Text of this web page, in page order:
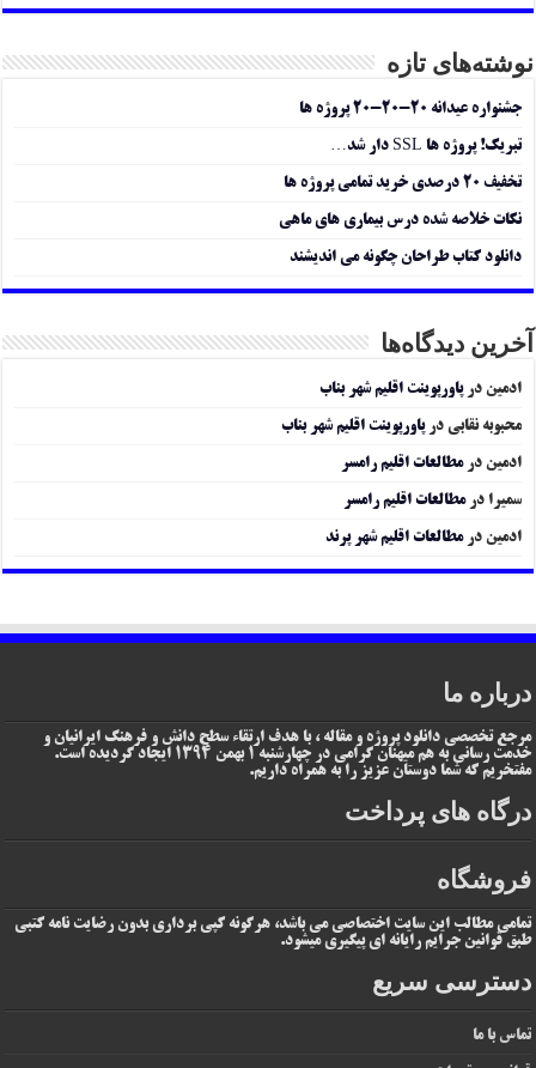
نوشته‌های تازه
جشنواره عیدانه ۲۰-۲۰-۲۰ پروژه ها
تبریک! پروژه ها SSL دار شد…
تخفیف ۲۰ درصدی خرید تمامی پروژه ها
نکات خلاصه شده درس بیماری های ماهی
دانلود کتاب طراحان چگونه می اندیشند
آخرین دیدگاه‌ها
ادمین درپاورپوینت اقلیم شهر بناب
محبوبه نقابی درپاورپوینت اقلیم شهر بناب
ادمین درمطالعات اقلیم رامسر
سمیرا درمطالعات اقلیم رامسر
ادمین درمطالعات اقلیم شهر پرند
درباره ما
مرجع تخصصی دانلود پروژه و مقاله ، با هدف ارتقاء سطح دانش و فرهنگ ایرانیان و
خدمت رسانی به هم میهنان گرامی در چهارشنبه 1 بهمن 1394 ایجاد گردیده است.
مفتخریم که شما دوستان عزیز را به همراه داریم.
درگاه های پرداخت
فروشگاه
تمامی مطالب این سایت اختصاصی می باشد، هرگونه کپی برداری بدون رضایت نامه کتبی
طبق قوانین جرایم رایانه ای پیگیری میشود.
دسترسی سریع
تماس با ما